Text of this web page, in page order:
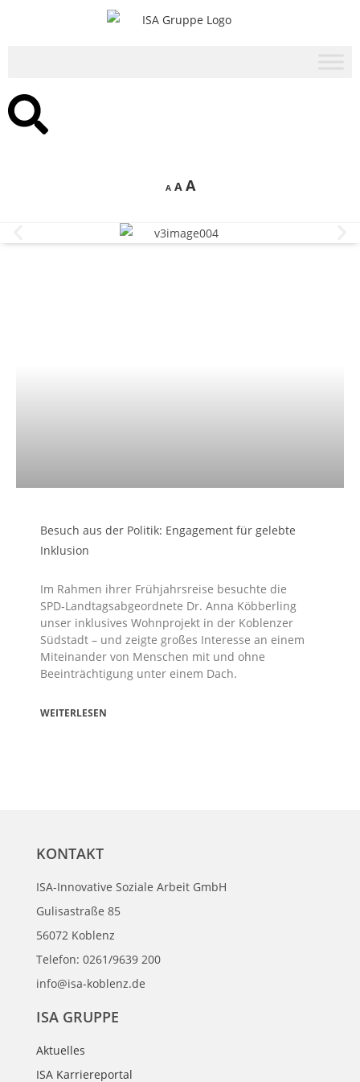
A A A
Besuch aus der Politik: Engagement für gelebte
Inklusion
Im Rahmen ihrer Frühjahrsreise besuchte die
SPD‑Landtags­abgeordnete Dr. Anna Köbberling
unser inklusives Wohnprojekt in der Koblenzer
Südstadt – und zeigte großes Interesse an einem
Mit­einander von Menschen mit und ohne
Beeinträchtigung unter einem Dach.
WEITERLESEN
KONTAKT
ISA-Innovative Soziale Arbeit GmbH
Gulisastraße 85
56072 Koblenz
Telefon: 0261/9639 200
info@isa-koblenz.de
ISA GRUPPE
Aktuelles
ISA Karriereportal